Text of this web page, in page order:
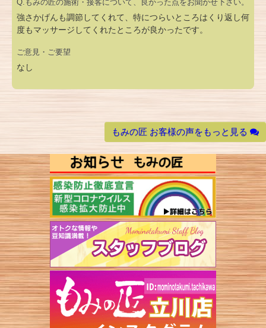
Q.もみの匠の施術・接客について、良かった点をお聞かせ下さい。
強さかげんも調節してくれて、特につらいところはくり返し何
度もマッサージしてくれたところが良かったです。
ご意見・ご要望
なし
もみの匠 お客様の声をもっと見る